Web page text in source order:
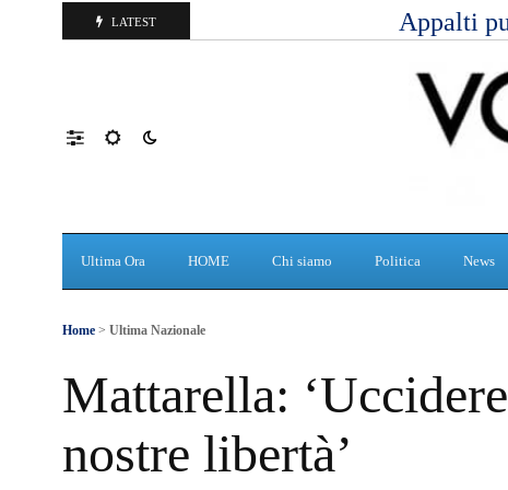
LATEST Appalti
Ultima Ora HOME Chi siamo Politica News
Home > Ultima Nazionale
Mattarella:
nostre libertà’